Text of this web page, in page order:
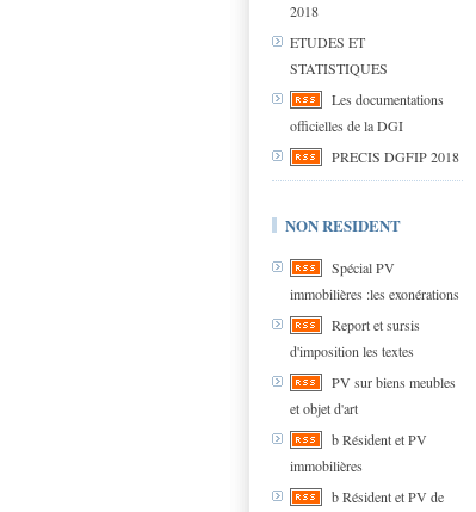
2018
ETUDES ET
STATISTIQUES
Les documentations
officielles de la DGI
PRECIS DGFIP 2018
NON RESIDENT
Spécial PV
immobilières :les exonérations
Report et sursis
d'imposition les textes
PV sur biens meubles
et objet d'art
b Résident et PV
immobilières
b Résident et PV de